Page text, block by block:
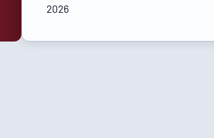
2026